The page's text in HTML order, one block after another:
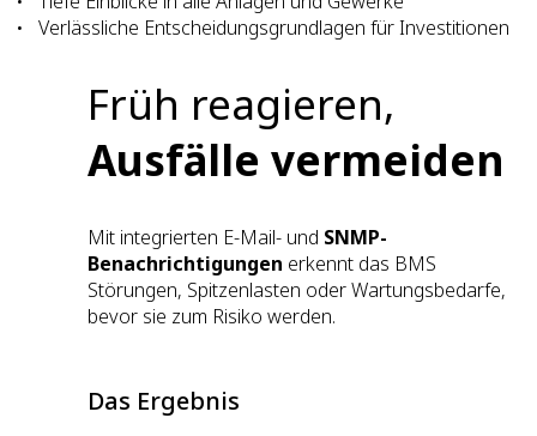
Verlässliche Entscheidungsgrundlagen für Investitionen
Früh reagieren,
Ausfälle vermeiden
Mit integrierten E-Mail- und SNMP-
Benachrichtigungen erkennt das BMS
Störungen, Spitzenlasten oder Wartungsbedarfe,
bevor sie zum Risiko werden.
Das Ergebnis